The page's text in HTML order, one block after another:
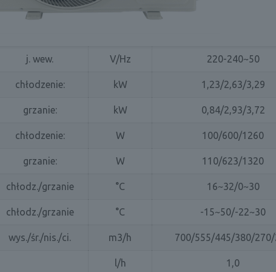
j. wew. V/Hz 220-240~50
chłodzenie: kW 1,23/2,63/3,29
grzanie: kW 0,84/2,93/3,72
chłodzenie: W 100/600/1260
grzanie: W 110/623/1320
chłodz./grzanie °C 16~32/0~30
chłodz./grzanie °C -15~50/-22~30
wys./śr./nis./ci. m3/h 700/555/445/380/
l/h 1,0